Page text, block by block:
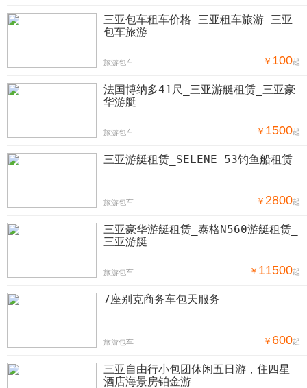
三亚包车租车价格 三亚租车旅游 三亚
包车旅游
旅游包车 ￥ 100起
法国博纳多41尺_三亚游艇租赁_三亚豪
华游艇
旅游包车 ￥ 1500起
三亚游艇租赁_SELENE 53钓鱼船租赁
旅游包车 ￥ 2800起
三亚豪华游艇租赁_泰格N560游艇租赁_
三亚游艇
旅游包车 ￥ 11500起
7座别克商务车包天服务
旅游包车 ￥ 600起
三亚自由行小包团休闲五日游，住四星
酒店海景房铂金游